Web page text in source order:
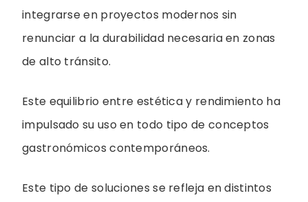
integrarse en proyectos modernos sin
renunciar a la durabilidad necesaria en zonas
de alto tránsito.
Este equilibrio entre estética y rendimiento ha
impulsado su uso en todo tipo de conceptos
gastronómicos contemporáneos.
Este tipo de soluciones se refleja en distintos